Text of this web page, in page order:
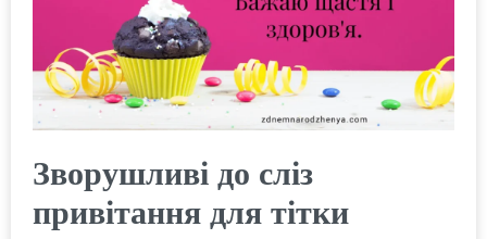
Зворушливі до сліз
привітання для тітки